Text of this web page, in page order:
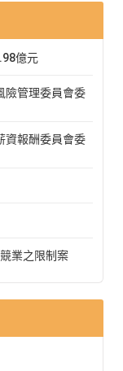
億元
險管理委員會委
資報酬委員會委
業之限制案